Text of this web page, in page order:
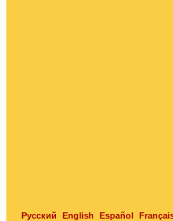
Русский English Español